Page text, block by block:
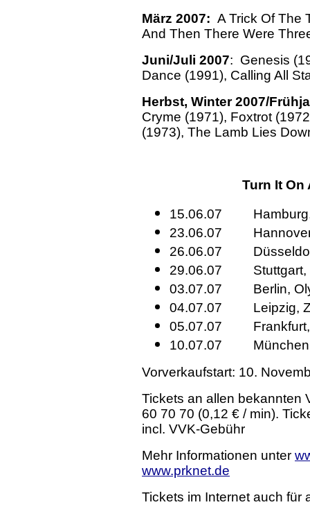
März 2007: A Trick Of The
And Then There Were
Juni/Juli 2007: Genesis
Dance (1991), Calling All
Herbst, Winter 2007/
Cryme (1971), Foxtrot
(1973), The Lamb Lies
Turn It On
15.06.07 Hamburg,
23.06.07 Hannover,
26.06.07
29.06.07 Stuttgart,
03.07.07 Berlin,
04.07.07 Leipzig,
05.07.07 Frankfurt,
10.07.07 München,
Vorverkaufstart: 10.
Tickets an allen bekannten
60 70 70 (0,12 € / min).
incl. VVK-Gebühr
Mehr Informationen unter
www.prknet.de
Tickets im Internet auch für